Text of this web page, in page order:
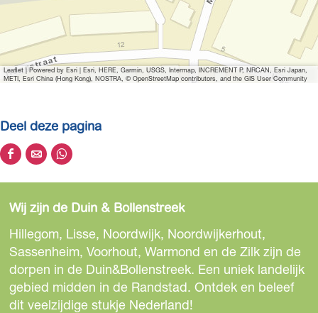
Leaflet | Powered by Esri | Esri, HERE, Garmin, USGS, Intermap, INCREMENT P, NRCAN, Esri Japan,
METI, Esri China (Hong Kong), NOSTRA, © OpenStreetMap contributors, and the GIS User Community
Deel deze pagina
D
e
l
d
e
z
e
p
D
e
l
d
e
z
e
p
D
e
l
d
e
z
e
p
Wij zijn de Duin & Bollenstreek
Hillegom, Lisse, Noordwijk, Noordwijkerhout,
Sassenheim, Voorhout, Warmond en de Zilk zijn de
dorpen in de Duin&Bollenstreek. Een uniek landelijk
gebied midden in de Randstad. Ontdek en beleef
dit veelzijdige stukje Nederland!